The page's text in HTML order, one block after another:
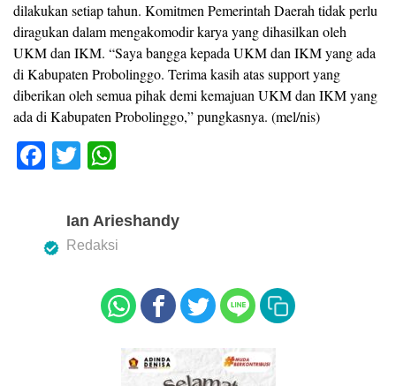
dilakukan setiap tahun. Komitmen Pemerintah Daerah tidak perlu
diragukan dalam mengakomodir karya yang dihasilkan oleh
UKM dan IKM. “Saya bangga kepada UKM dan IKM yang ada
di Kabupaten Probolinggo. Terima kasih atas support yang
diberikan oleh semua pihak demi kemajuan UKM dan IKM yang
ada di Kabupaten Probolinggo,” pungkasnya. (mel/nis)
F
e
T
tt
er
at
s
p
p
Ian Arieshandy
Redaksi